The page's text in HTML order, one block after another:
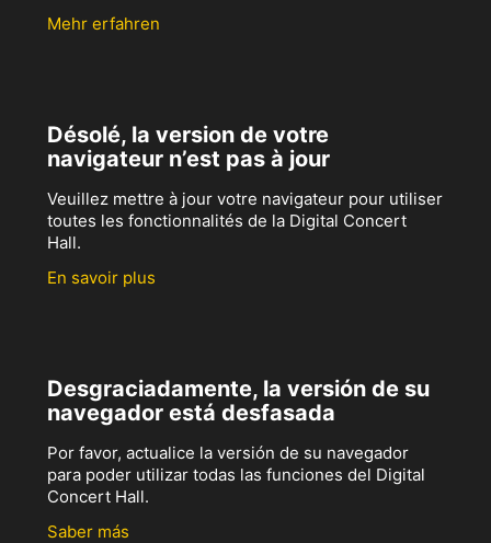
Mehr erfahren
Désolé, la version de votre
navigateur n’est pas à jour
Veuillez mettre à jour votre navigateur pour utiliser
toutes les fonctionnalités de la Digital Concert
Hall.
En savoir plus
Desgraciadamente, la versión de su
navegador está desfasada
Por favor, actualice la versión de su navegador
para poder utilizar todas las funciones del Digital
Concert Hall.
Saber más